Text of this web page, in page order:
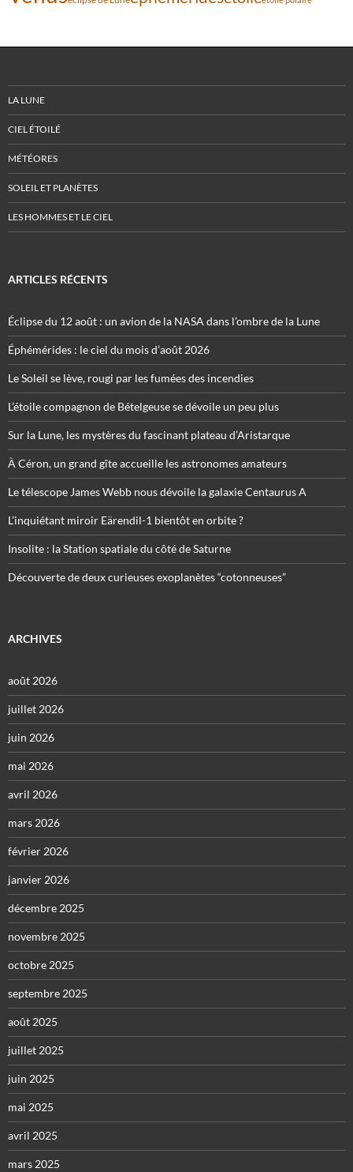
LA LUNE
CIEL ÉTOILÉ
MÉTÉORES
SOLEIL ET PLANÈTES
LES HOMMES ET LE CIEL
ARTICLES RÉCENTS
Éclipse du 12 août : un avion de la NASA dans l’ombre de la Lune
Éphémérides : le ciel du mois d’août 2026
Le Soleil se lève, rougi par les fumées des incendies
L’étoile compagnon de Bételgeuse se dévoile un peu plus
Sur la Lune, les mystères du fascinant plateau d’Aristarque
À Céron, un grand gîte accueille les astronomes amateurs
Le télescope James Webb nous dévoile la galaxie Centaurus A
L’inquiétant miroir Eärendil-1 bientôt en orbite ?
Insolite : la Station spatiale du côté de Saturne
Découverte de deux curieuses exoplanètes “cotonneuses”
ARCHIVES
août 2026
juillet 2026
juin 2026
mai 2026
avril 2026
mars 2026
février 2026
janvier 2026
décembre 2025
novembre 2025
octobre 2025
septembre 2025
août 2025
juillet 2025
juin 2025
mai 2025
avril 2025
mars 2025